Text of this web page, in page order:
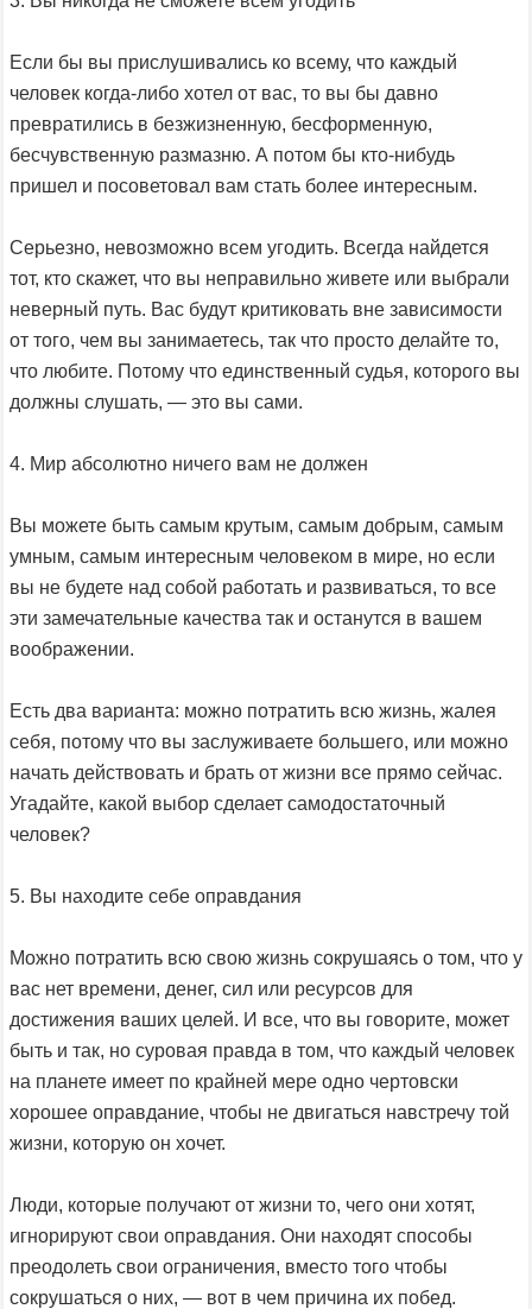
Если бы вы прислушивались ко всему, что каждый
человек когда-либо хотел от вас, то вы бы давно
превратились в безжизненную, бесформенную,
бесчувственную размазню. А потом бы кто-нибудь
пришел и посоветовал вам стать более интересным.
Серьезно, невозможно всем угодить. Всегда найдется
тот, кто скажет, что вы неправильно живете или выбрали
неверный путь. Вас будут критиковать вне зависимости
от того, чем вы занимаетесь, так что просто делайте то,
что любите. Потому что единственный судья, которого вы
должны слушать, — это вы сами.
4. Мир абсолютно ничего вам не должен
Вы можете быть самым крутым, самым добрым, самым
умным, самым интересным человеком в мире, но если
вы не будете над собой работать и развиваться, то все
эти замечательные качества так и останутся в вашем
воображении.
Есть два варианта: можно потратить всю жизнь, жалея
себя, потому что вы заслуживаете большего, или можно
начать действовать и брать от жизни все прямо сейчас.
Угадайте, какой выбор сделает самодостаточный
человек?
5. Вы находите себе оправдания
Можно потратить всю свою жизнь сокрушаясь о том, что у
вас нет времени, денег, сил или ресурсов для
достижения ваших целей. И все, что вы говорите, может
быть и так, но суровая правда в том, что каждый человек
на планете имеет по крайней мере одно чертовски
хорошее оправдание, чтобы не двигаться навстречу той
жизни, которую он хочет.
Люди, которые получают от жизни то, чего они хотят,
игнорируют свои оправдания. Они находят способы
преодолеть свои ограничения, вместо того чтобы
сокрушаться о них, — вот в чем причина их побед.